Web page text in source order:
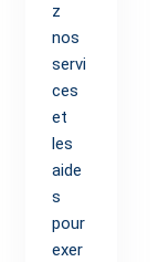
z
nos
servi
ces
et
les
aide
s
pour
exer